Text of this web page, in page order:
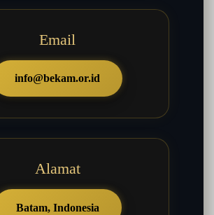
Email
info@bekam.or.id
Alamat
Batam, Indonesia